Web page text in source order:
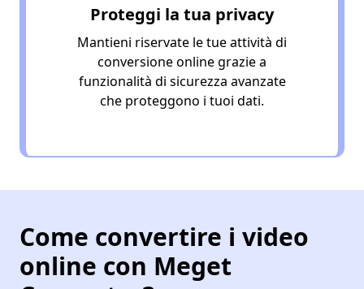
Proteggi la tua privacy
Mantieni riservate le tue attività di
conversione online grazie a
funzionalità di sicurezza avanzate
che proteggono i tuoi dati.
Come convertire i video
online con Meget